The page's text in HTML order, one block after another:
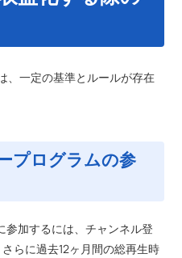
、一定の基準とルールが存在
プログラムの参
参加するには、チャンネル登
らに過去12ヶ月間の総再生時